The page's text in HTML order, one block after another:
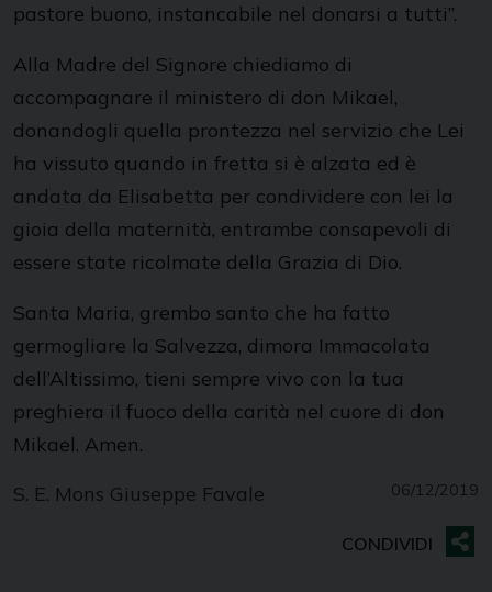
pastore buono, instancabile nel donarsi a tutti”.
Alla Madre del Signore chiediamo di
accompagnare il ministero di don Mikael,
donandogli quella prontezza nel servizio che Lei
ha vissuto quando in fretta si è alzata ed è
andata da Elisabetta per condividere con lei la
gioia della maternità, entrambe consapevoli di
essere state ricolmate della Grazia di Dio.
Santa Maria, grembo santo che ha fatto
germogliare la Salvezza, dimora Immacolata
dell’Altissimo, tieni sempre vivo con la tua
preghiera il fuoco della carità nel cuore di don
Mikael. Amen.
06/12/2019
S. E. Mons Giuseppe Favale